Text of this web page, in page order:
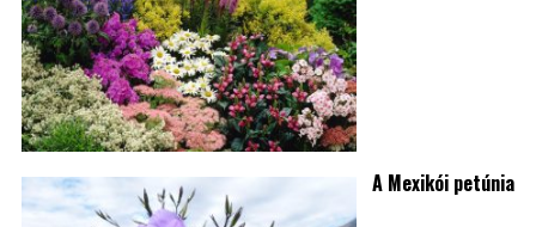
A Mexikói petúnia